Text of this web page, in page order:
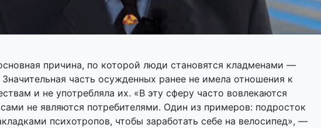
причина, по которой люди становятся кладменами —
Значительная часть осужденных ранее не имела отношения к
и не употребляла их. «В эту сферу часто вовлекаются
не являются потребителями. Один из примеров: подросток
психотропов, чтобы заработать себе на велосипед», —